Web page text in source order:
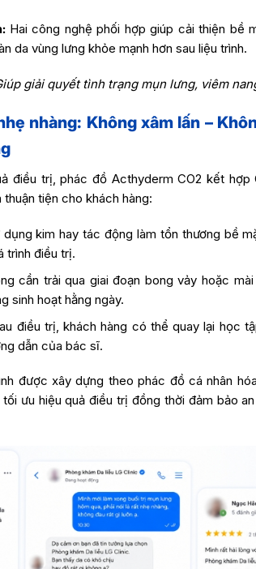
Hai công nghệ phối hợp giúp cải thiện bề
da vùng lưng khỏe mạnh hơn sau liệu trình.
giải quyết tình trạng mụn lưng, viêm
nhàng: Không xâm lấn –
điều trị, phác đồ Acthyderm CO2 kết hợp
tiện cho khách hàng:
dụng kim hay tác động làm tổn thương bề
trình điều trị.
cần trải qua giai đoạn bong vảy hoặc
sinh hoạt hằng ngày.
điều trị, khách hàng có thể quay lại học
dẫn của bác sĩ.
được xây dựng theo phác đồ cá nhân
ưu hiệu quả điều trị đồng thời đảm bảo